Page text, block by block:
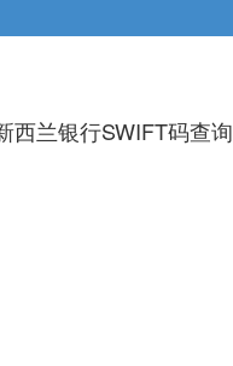
西兰银行SWIFT码查询